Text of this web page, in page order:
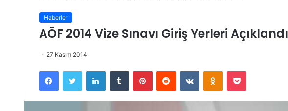
Haberler
AÖF 2014 Vize Sınavı Giriş Yerleri Açıklandı
27 Kasım 2014
Facebook Twitter LinkedIn Tumblr Pinterest Reddit VKontakte Odnoklassniki Pocket